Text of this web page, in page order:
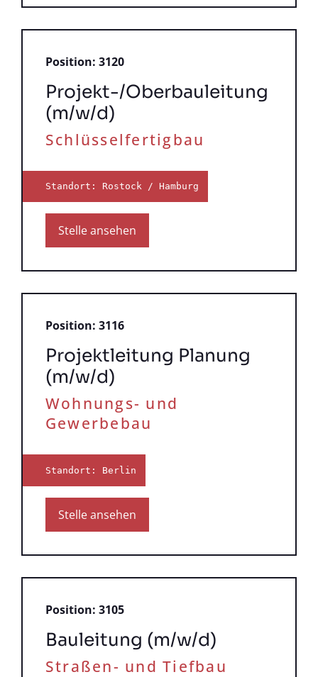
Position: 3120
Projekt-/Oberbauleitung
(m/w/d)
Schlüsselfertigbau
Standort: Rostock / Hamburg
Stelle ansehen
Position: 3116
Projektleitung Planung
(m/w/d)
Wohnungs- und
Gewerbebau
Standort: Berlin
Stelle ansehen
Position: 3105
Bauleitung (m/w/d)
Straßen- und Tiefbau